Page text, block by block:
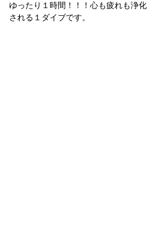
ゆったり１時間！！！心も疲れも浄化
される１ダイブです。